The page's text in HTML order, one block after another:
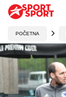
POČETNA